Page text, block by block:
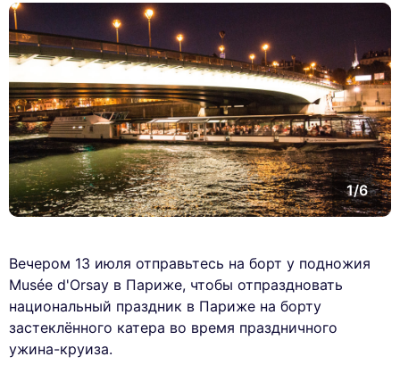
1/6
Вечером 13 июля отправьтесь на борт у подножия
Musée d'Orsay в Париже, чтобы отпраздновать
национальный праздник в Париже на борту
застеклённого катера во время праздничного
ужина-круиза.